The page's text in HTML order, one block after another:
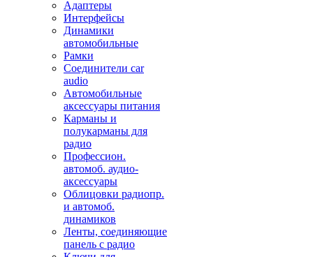
Адаптеры
Интерфейсы
Динамики
автомобильные
Рамки
Соединители car
audio
Автомобильные
аксессуары питания
Карманы и
полукарманы для
радио
Профессион.
автомоб. аудио-
аксессуары
Облицовки радиопр.
и автомоб.
динамиков
Ленты, соединяющие
панель с радио